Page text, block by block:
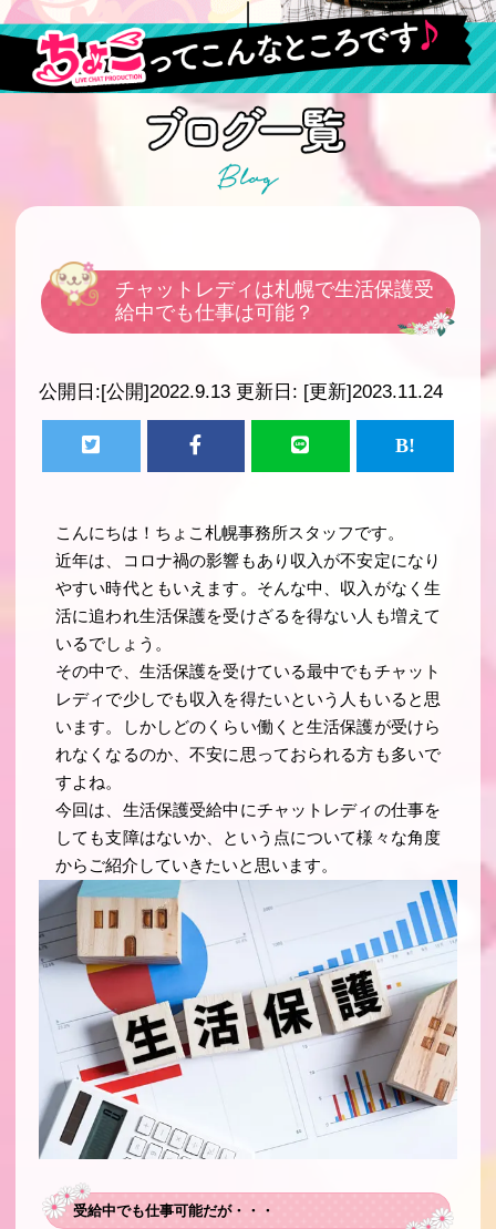
チャットレディは札幌で生活保護受
給中でも仕事は可能？
公開日:[公開]2022.9.13 更新日: [更新]2023.11.24
こんにちは！ちょこ札幌事務所スタッフです。
近年は、コロナ禍の影響もあり収入が不安定になり
やすい時代ともいえます。そんな中、収入がなく生
活に追われ生活保護を受けざるを得ない人も増えて
いるでしょう。
その中で、生活保護を受けている最中でもチャット
レディで少しでも収入を得たいという人もいると思
います。しかしどのくらい働くと生活保護が受けら
れなくなるのか、不安に思っておられる方も多いで
すよね。
今回は、生活保護受給中にチャットレディの仕事を
しても支障はないか、という点について様々な角度
からご紹介していきたいと思います。
受給中でも仕事可能だが・・・